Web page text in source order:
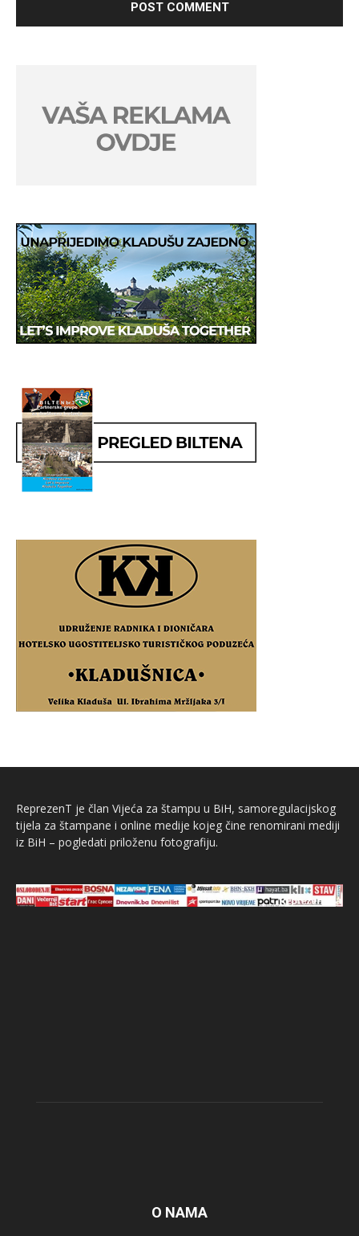
ReprezenT je član Vijeća za štampu u BiH, samoregulacijskog
tijela za štampane i online medije kojeg čine renomirani mediji
iz BiH – pogledati priloženu fotografiju.
O NAMA